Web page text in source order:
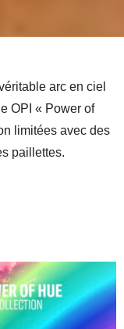
arc en ciel
OPI « Power of
limitées avec des
paillettes.